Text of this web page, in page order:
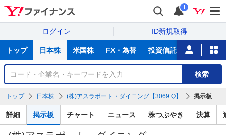
i
ログイン ID新規取得
サ
トップ 日本株 米国株 FX・為替 投資信託 ニュース
銘
検
索
検索
トップ 日本株 (株)アスラポート・ダイニング【3069.Q】 掲示板
詳細 掲示板 チャート ニュース 株つぶやき 決算